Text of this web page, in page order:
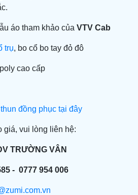
áo tham khảo của VTV Cab
trụ, bo cổ bo tay đỏ đô
cao cấp
đồng phục tại đây
vui lòng liên hệ:
TRƯỜNG VÂN
- 0777 954 006